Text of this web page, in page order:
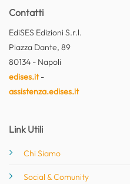
Contatti
EdiSES Edizioni S.r.l.
Piazza Dante, 89
80134 - Napoli
edises.it-
assistenza.edises.it
Link Utili
Chi Siamo
Social & Comunity